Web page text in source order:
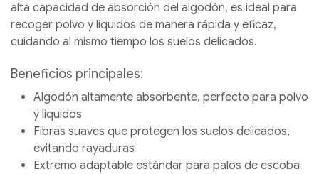
alta capacidad de absorción del algodón, es ideal para
recoger polvo y líquidos de manera rápida y eficaz,
cuidando al mismo tiempo los suelos delicados.
Beneficios principales:
Algodón altamente absorbente, perfecto para polvo
y líquidos
Fibras suaves que protegen los suelos delicados,
evitando rayaduras
Extremo adaptable estándar para palos de escoba